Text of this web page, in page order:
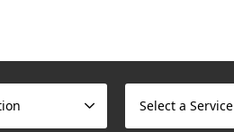
Select a Service